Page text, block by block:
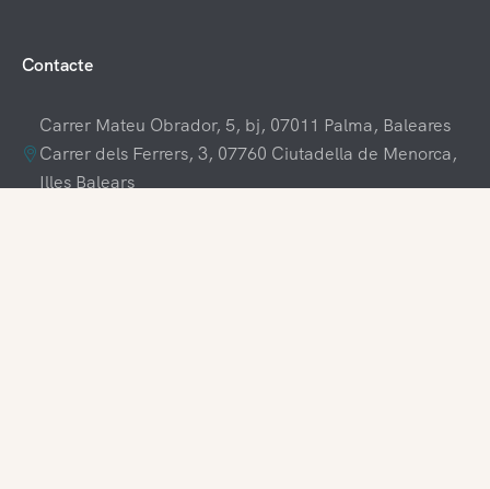
Contacte
Carrer Mateu Obrador, 5, bj, 07011 Palma, Baleares
Carrer dels Ferrers, 3, 07760 Ciutadella de Menorca,
Illes Balears